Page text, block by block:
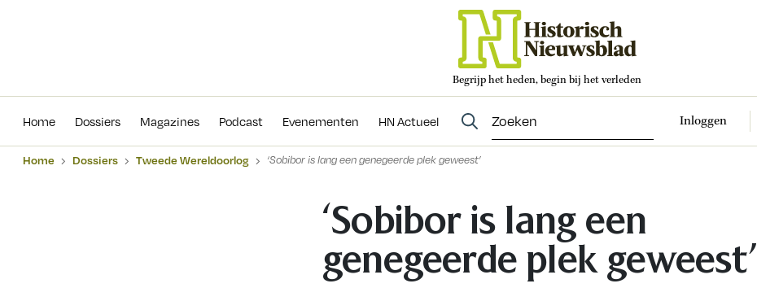
Begrijp het heden, begin bij het verleden
Home Dossiers Magazines Podcast Evenementen HN Actueel Inloggen
Evenementen
Home Dossiers Tweede Wereldoorlog ‘Sobibor is lang een genegeerde plek geweest’
‘Sobibor is lang een
genegeerde plek geweest’